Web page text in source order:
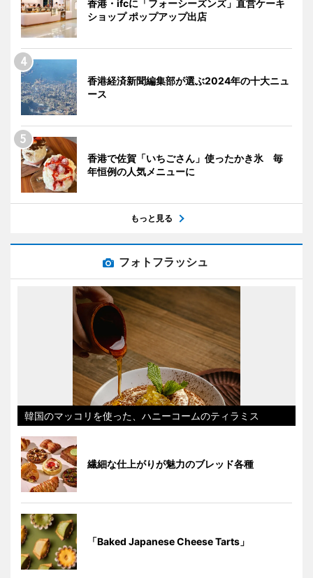
香港・ifcに「フォーシーズンズ」直営ケーキ
ショップ ポップアップ出店
香港経済新聞編集部が選ぶ2024年の十大ニュ
ース
香港で佐賀「いちごさん」使ったかき氷 毎
年恒例の人気メニューに
もっと見る
フォトフラッシュ
韓国のマッコリを使った、ハニーコームのティラミス
繊細な仕上がりが魅力のブレッド各種
「Baked Japanese Cheese Tarts」